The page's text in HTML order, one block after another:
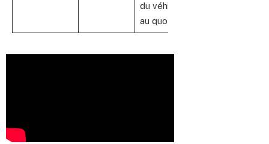
du véhicule
au quotidien